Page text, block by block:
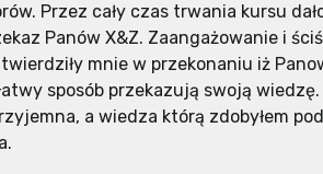
Przez cały czas trwania kursu
Panów X&Z. Zaangażowanie i
mnie w przekonaniu iż
sposób przekazują swoją
a wiedza którą zdobyłem